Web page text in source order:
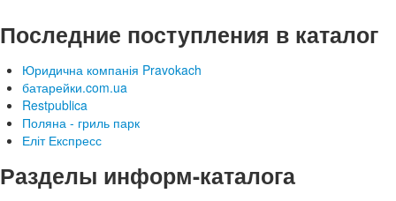
Последние поступления в каталог
Юридична компанія Pravokach
батарейки.com.ua
Restpublica
Поляна - гриль парк
Еліт Експресс
Разделы информ-каталога